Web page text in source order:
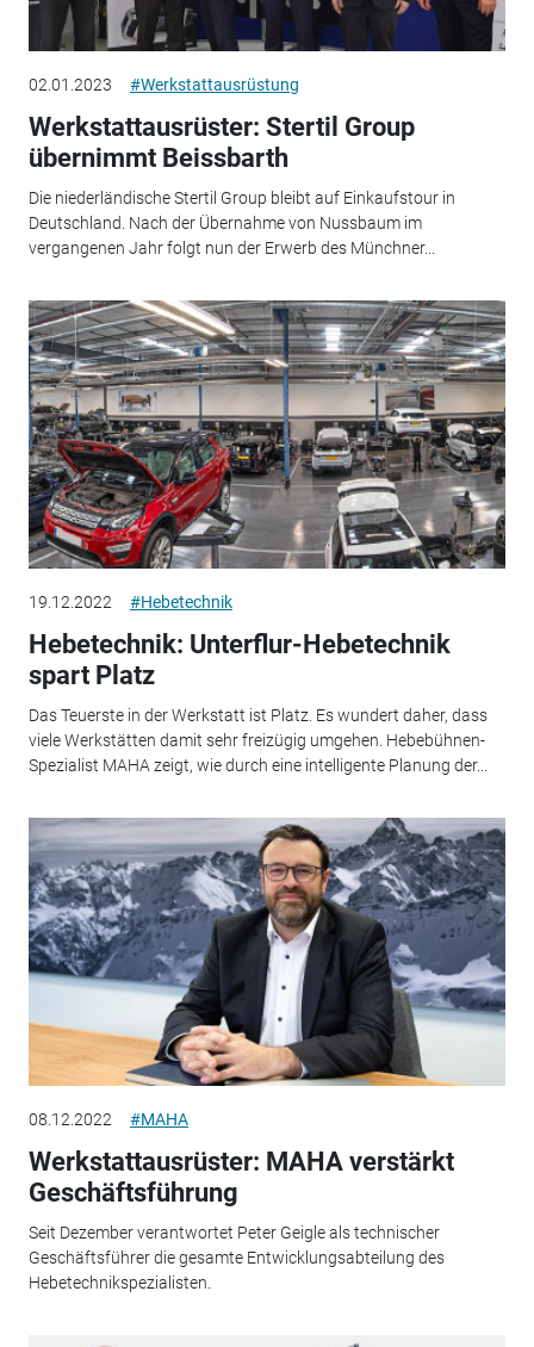
02.01.2023 #Werkstattausrüstung
Werkstattausrüster: Stertil Group
übernimmt Beissbarth
Die niederländische Stertil Group bleibt auf Einkaufstour in
Deutschland. Nach der Übernahme von Nussbaum im
vergangenen Jahr folgt nun der Erwerb des Münchner...
19.12.2022 #Hebetechnik
Hebetechnik: Unterflur-Hebetechnik
spart Platz
Das Teuerste in der Werkstatt ist Platz. Es wundert daher, dass
viele Werkstätten damit sehr freizügig umgehen. Hebebühnen-
Spezialist MAHA zeigt, wie durch eine intelligente Planung der...
08.12.2022 #MAHA
Werkstattausrüster: MAHA verstärkt
Geschäftsführung
Seit Dezember verantwortet Peter Geigle als technischer
Geschäftsführer die gesamte Entwicklungsabteilung des
Hebetechnikspezialisten.